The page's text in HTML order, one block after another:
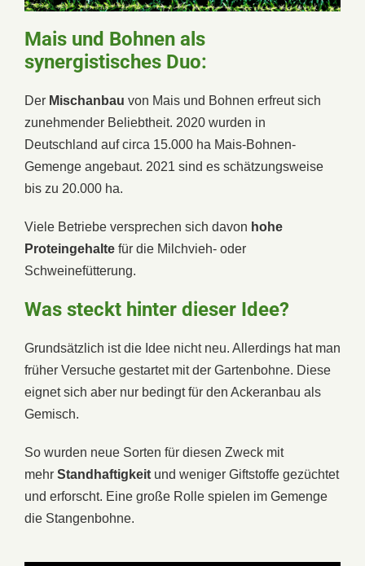
Mais und Bohnen als
synergistisches Duo:
Der Mischanbau von Mais und Bohnen erfreut sich
zunehmender Beliebtheit. 2020 wurden in
Deutschland auf circa 15.000 ha Mais-Bohnen-
Gemenge angebaut. 2021 sind es schätzungsweise
bis zu 20.000 ha.
Viele Betriebe versprechen sich davon hohe
Proteingehalte für die Milchvieh- oder
Schweinefütterung.
Was steckt hinter dieser Idee?
Grundsätzlich ist die Idee nicht neu. Allerdings hat man
früher Versuche gestartet mit der Gartenbohne. Diese
eignet sich aber nur bedingt für den Ackeranbau als
Gemisch.
So wurden neue Sorten für diesen Zweck mit
mehr Standhaftigkeit und weniger Giftstoffe gezüchtet
und erforscht. Eine große Rolle spielen im Gemenge
die Stangenbohne.